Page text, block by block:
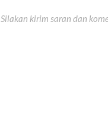
Silakan kirim saran dan